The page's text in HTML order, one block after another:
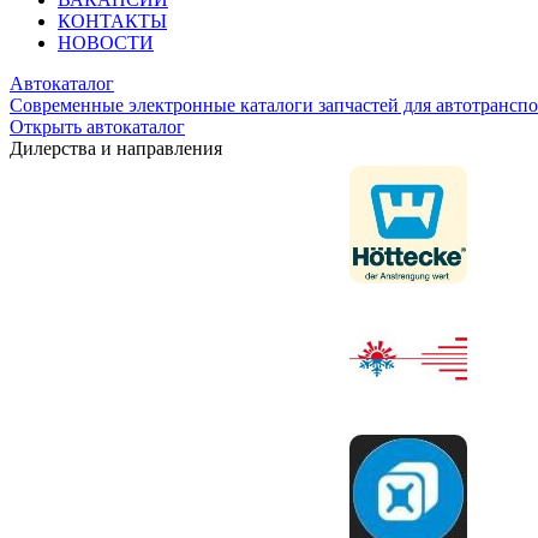
КОНТАКТЫ
НОВОСТИ
Автокаталог
Современные электронные каталоги запчастей для
Открыть автокаталог
Дилерства и направления